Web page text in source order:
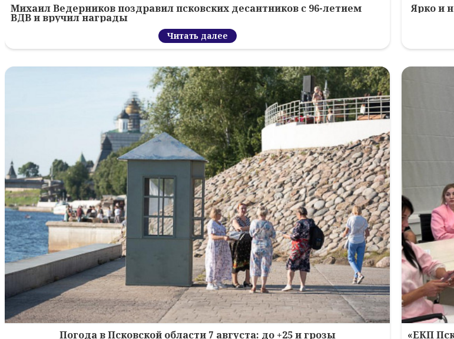
Михаил Ведерников поздравил псковских десантников с 96-летием
ВДВ и вручил награды
Читать далее
Ярко и
Погода в Псковской области 7 августа: до +25 и грозы «ЕКП